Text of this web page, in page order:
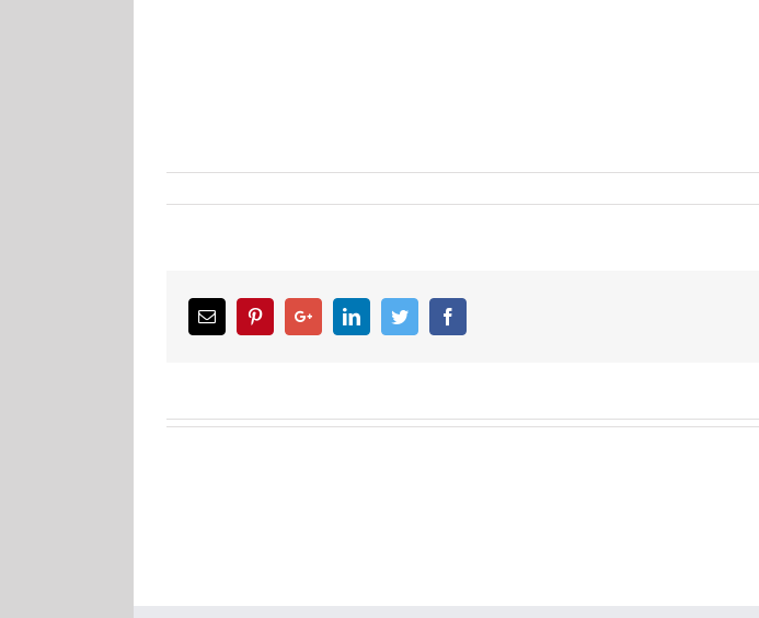
Facebook
Twitter
LinkedIn
Google+
Pinterest
Email